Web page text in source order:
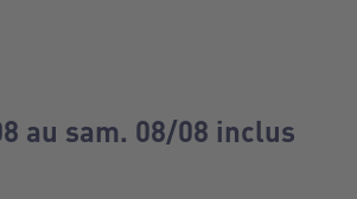
au sam. 08/08 inclus